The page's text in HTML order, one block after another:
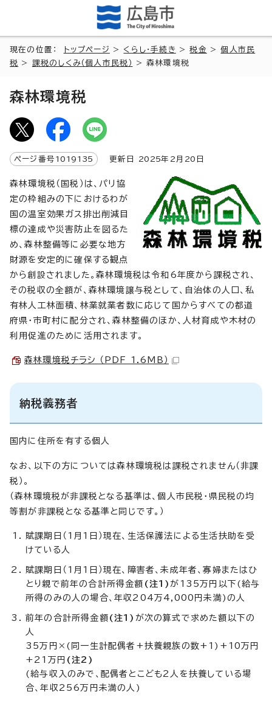
現在の位置： トップページ > くらし・手続き >税金 >個人市民
税
> 課税のしくみ（個人市民税） > 森林環境税
森林環境税
ページ番号 1019135 更新日 2025年2月 20 日
森林環境税（国税）は、パリ協
定の枠組みの下におけるわが
国の温室効果ガス排出削減目
標の達成や災害防止を図るた
め、森林整備等に必要な地方
財源を安定的に確保する観点
から創設されました。森林環境税は令和6年度から課税され、
その税収の全額が、森林環境譲与税として、自治体の人口、私
有林人工林面積、林業就業者数に応じて国からすべての都道
府県・市町村に配分され、森林整備のほか、人材育成や木材の
利用促進のために活用されます。
森林環境税チラシ （PDF 1.6MB）
納税義務者
国内に住所を有する個人
なお、以下の方については森林環境税は課税されません（非課
税）。
（森林環境税が非課税となる基準は、個人市民税・県民税の均
等割が非課税となる基準と同じです。）
賦課期日（1月1日）現在、生活保護法による生活扶助を受
けている人
賦課期日（1月1日）現在、障害者、未成年者、寡婦またはひ
とり親で前年の合計所得金額 (注1) が135万円以下(給与
所得のみの人の場合、年収204万4,000円未満)の人
前年の合計所得金額 (注1) が次の算式で求めた額以下の
人
35万円×(同一生計配偶者+扶養親族の数+1)+10万円
+21万円 (注2)
(給与収入のみで、配偶者とこども2人を扶養している場
合、年収256万円未満の人)